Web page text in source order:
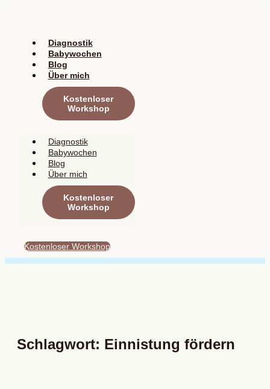
Diagnostik
Babywochen
Blog
Über mich
Kostenloser
Workshop
Diagnostik
Babywochen
Blog
Über mich
Kostenloser
Workshop
Kostenloser Workshop
Schlagwort: Einnistung fördern